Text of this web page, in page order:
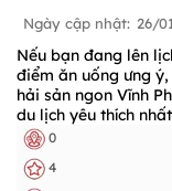
Ngày cập nhật: 26/
Nếu bạn đang lên
điểm ăn uống ưng
hải sản ngon Vĩnh
du lịch yêu thích
0
4